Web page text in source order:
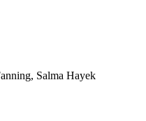
Salma Hayek